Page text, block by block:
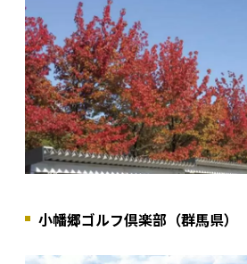
小幡郷ゴルフ倶楽部（群馬県）